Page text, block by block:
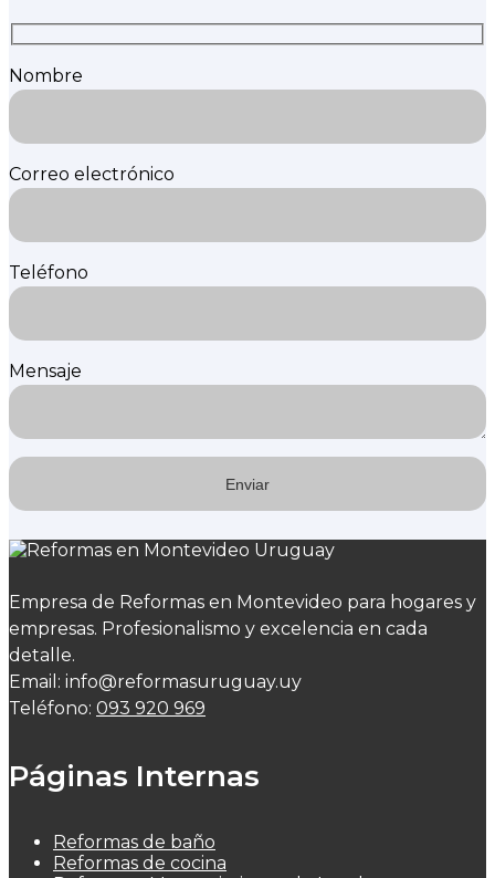
Nombre
Correo electrónico
Teléfono
Mensaje
Empresa de Reformas en Montevideo para hogares y
empresas. Profesionalismo y excelencia en cada
detalle.
Email: info@reformasuruguay.uy
Teléfono: 093 920 969
Páginas Internas
Reformas de baño
Reformas de cocina